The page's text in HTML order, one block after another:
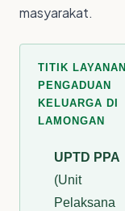
masyarakat.
TITIK LAYANAN
PENGADUAN
KELUARGA DI
LAMONGAN
UPTD PPA
(Unit
Pelaksana